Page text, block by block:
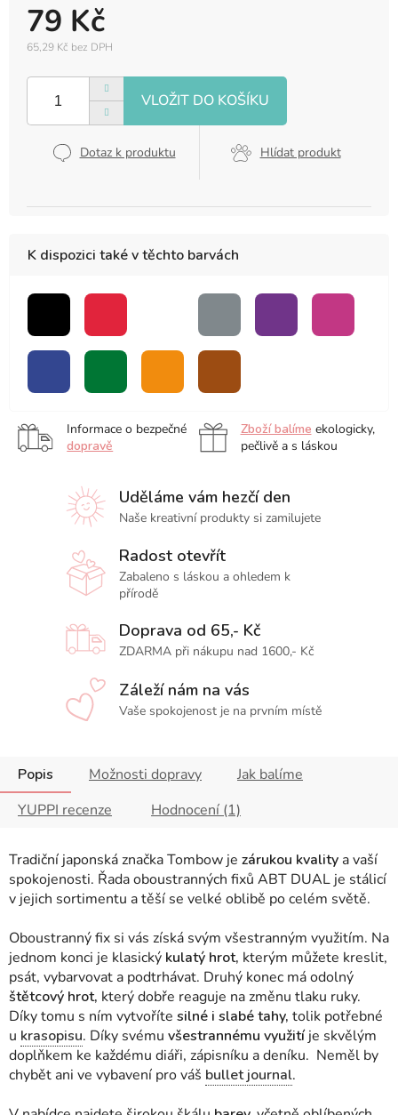
79 Kč
65,29 Kč bez DPH
cena:
Dotaz k produktu Hlídat produkt
K dispozici také v těchto barvách
blender
Informace o bezpečné
dopravě
Zboží balíme ekologicky,
pečlivě a s láskou
Uděláme vám hezčí den
Naše kreativní produkty si zamilujete
Radost otevřít
Zabaleno s láskou a ohledem k
přírodě
Doprava od 65,- Kč
ZDARMA při nákupu nad 1600,- Kč
Záleží nám na vás
Vaše spokojenost je na prvním místě
Popis Možnosti dopravy
Jak balíme
YUPPI recenze
Hodnocení (1)
Tradiční japonská značka Tombow je zárukou kvality a vaší
spokojenosti. Řada oboustranných fixů ABT DUAL je stálicí
v jejich sortimentu a těší se velké oblibě po celém světě.
Oboustranný fix si vás získá svým všestranným využitím. Na
jednom konci je klasický kulatý hrot, kterým můžete kreslit,
psát, vybarvovat a podtrhávat. Druhý konec má odolný
štětcový hrot, který dobře reaguje na změnu tlaku ruky.
Díky tomu s ním vytvoříte silné i slabé tahy, tolik potřebné
u krasopisu. Díky svému všestrannému využitíje skvělým
doplňkem ke každému diáři, zápisníku a deníku. Neměl by
chybět ani ve vybavení pro váš bullet journal.